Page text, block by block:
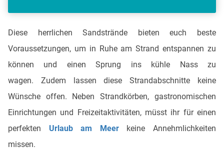
Diese herrlichen Sandstrände bieten euch beste
Voraussetzungen, um in Ruhe am Strand entspannen zu
können und einen Sprung ins kühle Nass zu
wagen. Zudem lassen diese Strandabschnitte keine
Wünsche offen. Neben Strandkörben, gastronomischen
Einrichtungen und Freizeitaktivitäten, müsst ihr für einen
perfekten Urlaub am Meerkeine Annehmlichkeiten
missen.